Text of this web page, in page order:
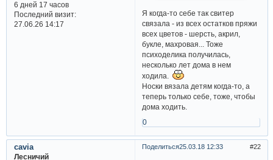
6 дней 17 часов
Последний визит:
27.06.26 14:17
Я когда-то себе так свитер
связала - из всех остатков пряжи
всех цветов - шерсть, акрил,
букле, махровая... Тоже
психоделика получилась,
несколько лет дома в нем
ходила.
Носки вязала детям когда-то, а
теперь только себе, тоже, чтобы
дома ходить.
0
Поделиться 22
25.03.18 12:33
cavia
Лесничий